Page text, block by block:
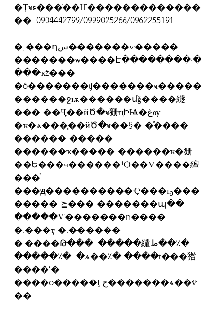
�Ţҹء���ͧ��Ҥ�������������
��. 0904442799/0999025266/0962255191
�ͺ���դس�������ѵ�����
�������ѡ����Է��������·�
���ҡž���
�ô�������ʧ�������ҹ�����
������ջѭ������մǧ����繸
��� ��Ҷ֧��йԾ�ҹ㹪ҵԻѨ�غѹ
�ҡ�ѧ���֧��йԾ�ҹ��§� �ͤ����
������ �����
������ҡ����� ������ҡ�㹪
��Ե�ͧ��ҹ������¹Ѻ��Ѵ����繵
���ͭ
���ԭ����������Ҿ���ҧ���
����� ⪴��� �������պ��
�����Ѵ�������ǹ����
�.���ҭ �.������
�.����Թ���. �����繾ط��٪�
�����٪�. �ѧ��٪� ����ŧ���㹾
����ʹ�
����ö�����Ӻح�������ѧ��ѷ
��